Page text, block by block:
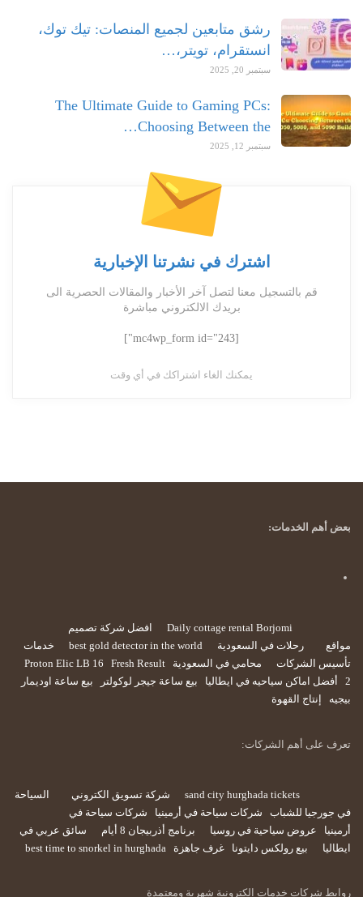
رشق متابعين لجميع المنصات: تيك توك،
انستقرام، تويتر،…
سبتمبر 20, 2025
The Ultimate Guide to Gaming PCs:
Choosing Between the…
سبتمبر 12, 2025
اشترك في نشرتنا الإخبارية
قم بالتسجيل معنا لتصل آخر الأخبار والمقالات الحصرية الى
بريدك الالكتروني مباشرة
[mc4wp_form id="243"]
يمكنك الغاء اشتراكك في أي وقت
بعض أهم الخدمات:
Daily cottage rental Borjomi
افضل شركة تصميم
مواقع
رحلات في السعودية best gold detector in the world
خدمات
تأسيس الشركات
محامي في السعودية Proton Elic LB 16
Fresh Result
2
أفضل اماكن سياحيه في ايطاليا بيع ساعة جيجر لوكولتر
بيع ساعة اوديمار
بيجيه
إنتاج القهوة
تعرف على أهم الشركات:
sand city hurghada tickets شركة تسويق الكتروني
السياحة
في جورجيا للشباب
شركات سياحة في أرمينيا
شركات سياحة في
أرمينيا
عروض سياحية في روسيا برنامج أذربيجان 8 أيام
سائق عربي في
ايطاليا
بيع رولكس دايتونا غرف جاهزة best time to snorkel in hurghada
روابط شركات خدمات الكترونية شهرية ومعتمدة